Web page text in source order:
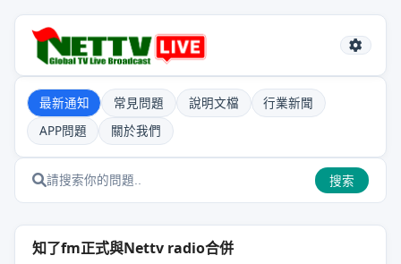
最新通知 常見問題 說明文檔
行業新聞
APP問題
關於我們
搜索
知了fm正式與Nettv radio合併